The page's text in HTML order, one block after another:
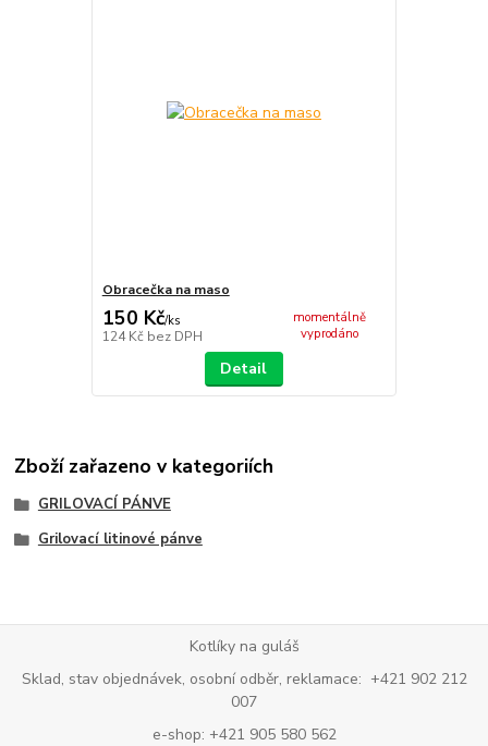
Obracečka na maso
150 Kč/ks
124 Kč bez DPH
momentálně
vyprodáno
Detail
Zboží zařazeno v kategoriích
GRILOVACÍ PÁNVE
Grilovací litinové pánve
Kotlíky na guláš
Sklad, stav objednávek, osobní odběr, reklamace: +421 902 212
007
e-shop: +421 905 580 562